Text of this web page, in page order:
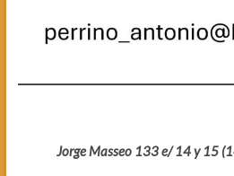
Jorge Masseo 133 e/ 14 y 15